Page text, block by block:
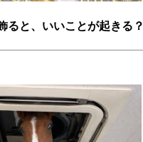
ると、いいことが起きる？